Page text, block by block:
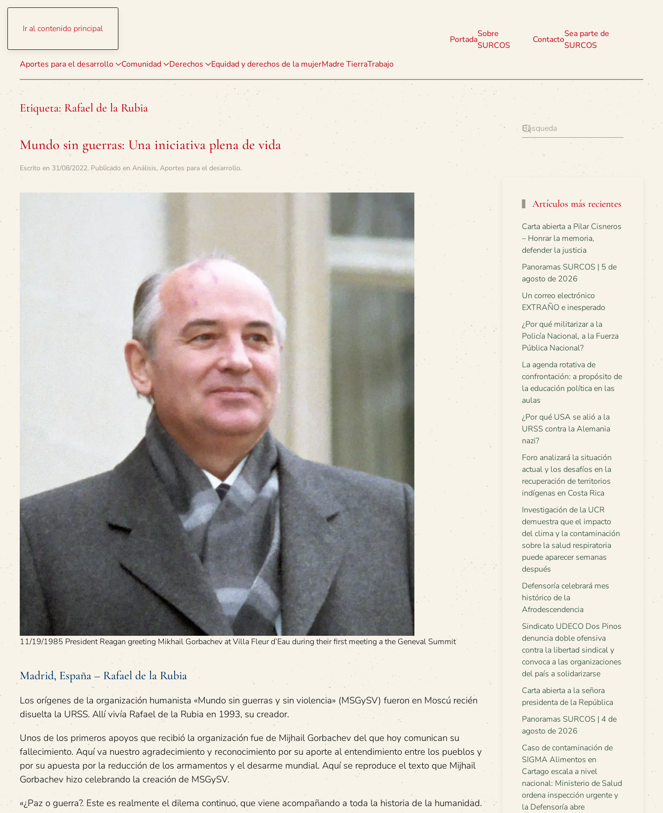
Ir al contenido principal
Aportes para el desarrollo Comunidad Derechos Equidad y derechos de la mujerMadre TierraTrabajo
Portada
Sobre
SURCOS
Contacto
Sea parte de
SURCOS
Etiqueta: Rafael de la Rubia
Mundo sin guerras: Una iniciativa plena de vida
Escrito en 31/08/2022. Publicado en Análisis, Aportes para el desarrollo.
11/19/1985 President Reagan greeting Mikhail Gorbachev at Villa Fleur d’Eau during their first meeting a the Geneval Summit
Madrid, España – Rafael de la Rubia
Los orígenes de la organización humanista «Mundo sin guerras y sin violencia» (MSGySV) fueron en Moscú recién
disuelta la URSS. Allí vivía Rafael de la Rubia en 1993, su creador.
Unos de los primeros apoyos que recibió la organización fue de Mijhail Gorbachev del que hoy comunican su
fallecimiento. Aquí va nuestro agradecimiento y reconocimiento por su aporte al entendimiento entre los pueblos y
por su apuesta por la reducción de los armamentos y el desarme mundial. Aquí se reproduce el texto que Mijhail
Gorbachev hizo celebrando la creación de MSGySV.
«¿Paz o guerra?. Este es realmente el dilema continuo, que viene acompañando a toda la historia de la humanidad.
Artículos más recientes
Carta abierta a Pilar Cisneros
– Honrar la memoria,
defender la justicia
Panoramas SURCOS | 5 de
agosto de 2026
Un correo electrónico
EXTRAÑO e inesperado
¿Por qué militarizar a la
Policía Nacional, a la Fuerza
Pública Nacional?
La agenda rotativa de
confrontación: a propósito de
la educación política en las
aulas
¿Por qué USA se alió a la
URSS contra la Alemania
nazi?
Foro analizará la situación
actual y los desafíos en la
recuperación de territorios
indígenas en Costa Rica
Investigación de la UCR
demuestra que el impacto
del clima y la contaminación
sobre la salud respiratoria
puede aparecer semanas
después
Defensoría celebrará mes
histórico de la
Afrodescendencia
Sindicato UDECO Dos Pinos
denuncia doble ofensiva
contra la libertad sindical y
convoca a las organizaciones
del país a solidarizarse
Carta abierta a la señora
presidenta de la República
Panoramas SURCOS | 4 de
agosto de 2026
Caso de contaminación de
SIGMA Alimentos en
Cartago escala a nivel
nacional: Ministerio de Salud
ordena inspección urgente y
la Defensoría abre